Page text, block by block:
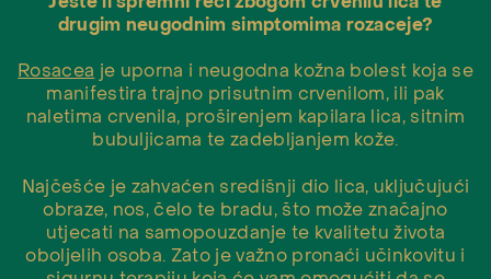
drugim neugodnim simptomima rozaceje?
Rosacea je uporna i neugodna kožna bolest koja se
manifestira trajno prisutnim crvenilom, ili pak
naletima crvenila, proširenjem kapilara lica, sitnim
bubuljicama te zadebljanjem kože.
Najčešće je zahvaćen središnji dio lica, uključujući
obraze, nos, čelo te bradu, što može značajno
utjecati na samopouzdanje te kvalitetu života
oboljelih osoba. Zato je važno pronaći učinkovitu i